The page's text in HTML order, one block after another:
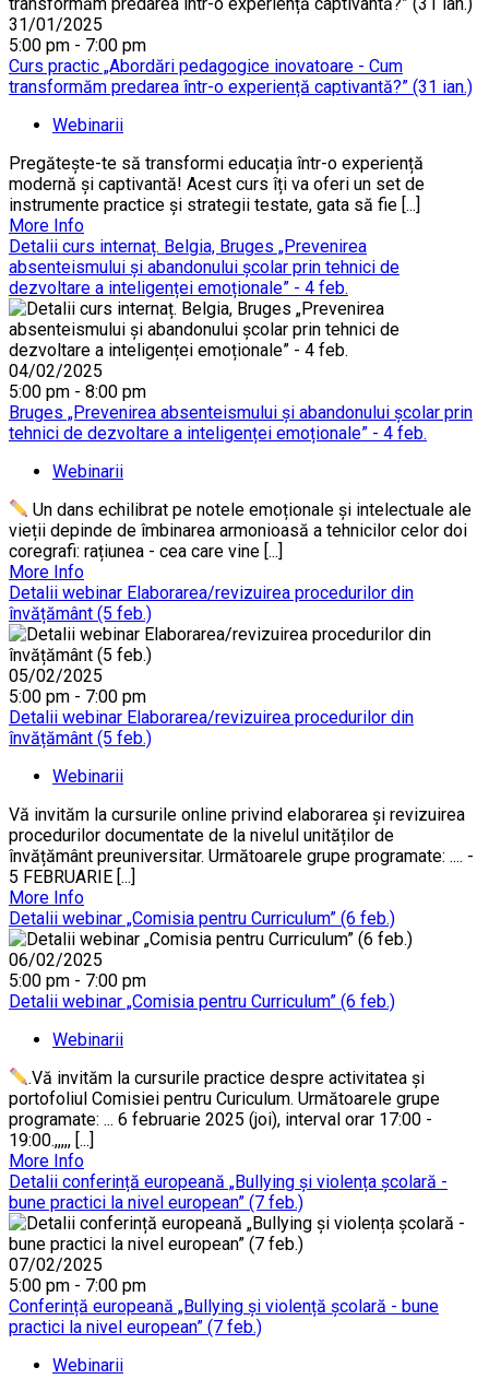
31/01/2025
5:00 pm - 7:00 pm
Curs practic „Abordări pedagogice inovatoare - Cum
transformăm predarea într-o experiență captivantă?” (31 ian.)
Webinarii
Pregătește-te să transformi educația într-o experiență
modernă și captivantă! Acest curs îți va oferi un set de
instrumente practice și strategii testate, gata să fie [...]
More Info
Detalii curs internaț. Belgia, Bruges „Prevenirea
absenteismului și abandonului școlar prin tehnici de
dezvoltare a inteligenței emoționale” - 4 feb.
04/02/2025
5:00 pm - 8:00 pm
Bruges „Prevenirea absenteismului și abandonului școlar prin
tehnici de dezvoltare a inteligenței emoționale” - 4 feb.
Webinarii
Un dans echilibrat pe notele emoționale și intelectuale ale
vieții depinde de îmbinarea armonioasă a tehnicilor celor doi
coregrafi: rațiunea - cea care vine [...]
More Info
Detalii webinar Elaborarea/revizuirea procedurilor din
învățământ (5 feb.)
05/02/2025
5:00 pm - 7:00 pm
Detalii webinar Elaborarea/revizuirea procedurilor din
învățământ (5 feb.)
Webinarii
Vă invităm la cursurile online privind elaborarea și revizuirea
procedurilor documentate de la nivelul unităților de
învățământ preuniversitar. Următoarele grupe programate: .... -
5 FEBRUARIE [...]
More Info
Detalii webinar „Comisia pentru Curriculum” (6 feb.)
06/02/2025
5:00 pm - 7:00 pm
Detalii webinar „Comisia pentru Curriculum” (6 feb.)
Webinarii
.Vă invităm la cursurile practice despre activitatea și
portofoliul Comisiei pentru Curiculum. Următoarele grupe
programate: ... 6 februarie 2025 (joi), interval orar 17:00 -
19:00.,,,,, [...]
More Info
Detalii conferință europeană „Bullying și violența școlară -
bune practici la nivel european” (7 feb.)
07/02/2025
5:00 pm - 7:00 pm
Conferință europeană „Bullying și violență școlară - bune
practici la nivel european” (7 feb.)
Webinarii